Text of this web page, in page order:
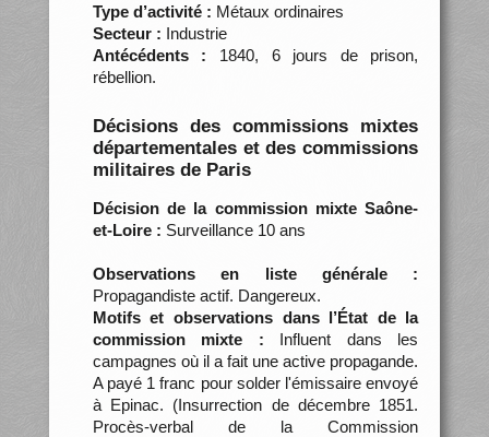
Type d’activité : Métaux ordinaires
Secteur : Industrie
Antécédents : 1840, 6 jours de prison,
rébellion.
Décisions des commissions mixtes
départementales et des commissions
militaires de Paris
Décision de la commission mixte Saône-
et-Loire : Surveillance 10 ans
Observations en liste générale :
Propagandiste actif. Dangereux.
Motifs et observations dans l’État de la
commission mixte : Influent dans les
campagnes où il a fait une active propagande.
A payé 1 franc pour solder l'émissaire envoyé
à Epinac. (Insurrection de décembre 1851.
Procès-verbal de la Commission